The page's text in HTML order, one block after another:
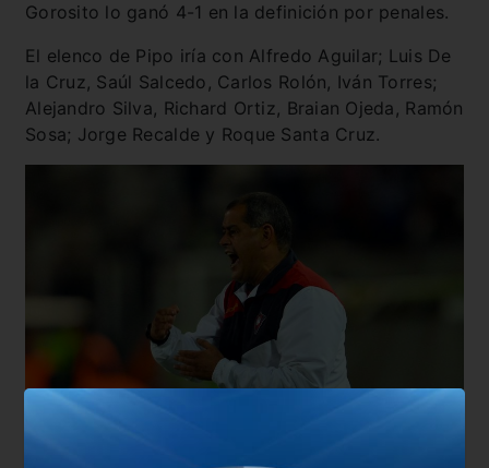
Gorosito lo ganó 4-1 en la definición por penales.
El elenco de Pipo iría con Alfredo Aguilar; Luis De
la Cruz, Saúl Salcedo, Carlos Rolón, Iván Torres;
Alejandro Silva, Richard Ortiz, Braian Ojeda, Ramón
Sosa; Jorge Recalde y Roque Santa Cruz.